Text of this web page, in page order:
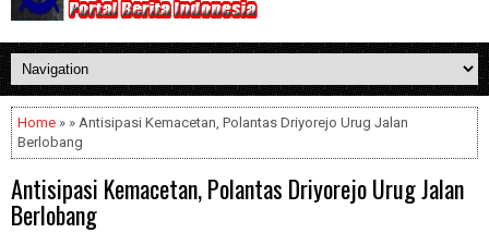
Home » » Antisipasi Kemacetan, Polantas Driyorejo Urug Jalan
Berlobang
Antisipasi Kemacetan, Polantas Driyorejo Urug Jalan
Berlobang